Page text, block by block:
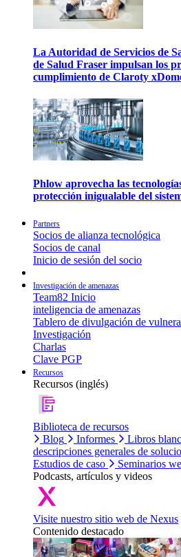
La Autoridad de Servicios de
de Salud Fraser impulsan los
cumplimiento de Claroty
Phlow aprovecha las
protección inigualable del
Partners
Socios de alianza tecnológica
Socios de canal
Inicio de sesión del socio
Investigación de amenazas
Team82 Inicio
inteligencia de amenazas
Tablero de divulgación de
Investigación
Charlas
Clave PGP
Recursos
Recursos (inglés)
Biblioteca de recursos
Blog
Informes Libros
descripciones generales de
Estudios de caso
Seminarios
Podcasts, artículos y videos
Visite nuestro sitio web de Nexus
Contenido destacado